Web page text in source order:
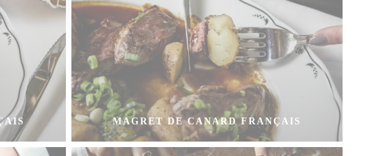
MAGRET DE CANARD FRANÇAIS